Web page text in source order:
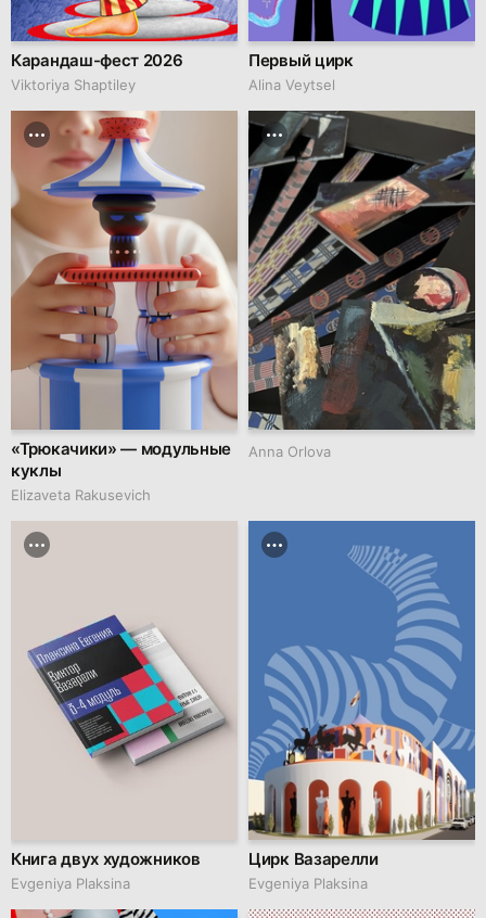
Карандаш-фест 2026
Viktoriya Shaptiley
Первый цирк
Alina Veytsel
«Трюкачики» — модульные
куклы
Elizaveta Rakusevich
Anna Orlova
Книга двух художников
Evgeniya Plaksina
Цирк Вазарелли
Evgeniya Plaksina